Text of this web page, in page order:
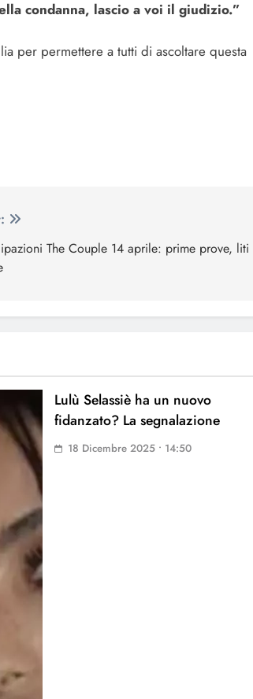
condanna, lascio a voi il giudizio.”
per permettere a tutti di ascoltare questa
The Couple 14 aprile: prime prove, liti
Lulù Selassiè ha un nuovo
fidanzato? La segnalazione
18 Dicembre 2025 • 14:50